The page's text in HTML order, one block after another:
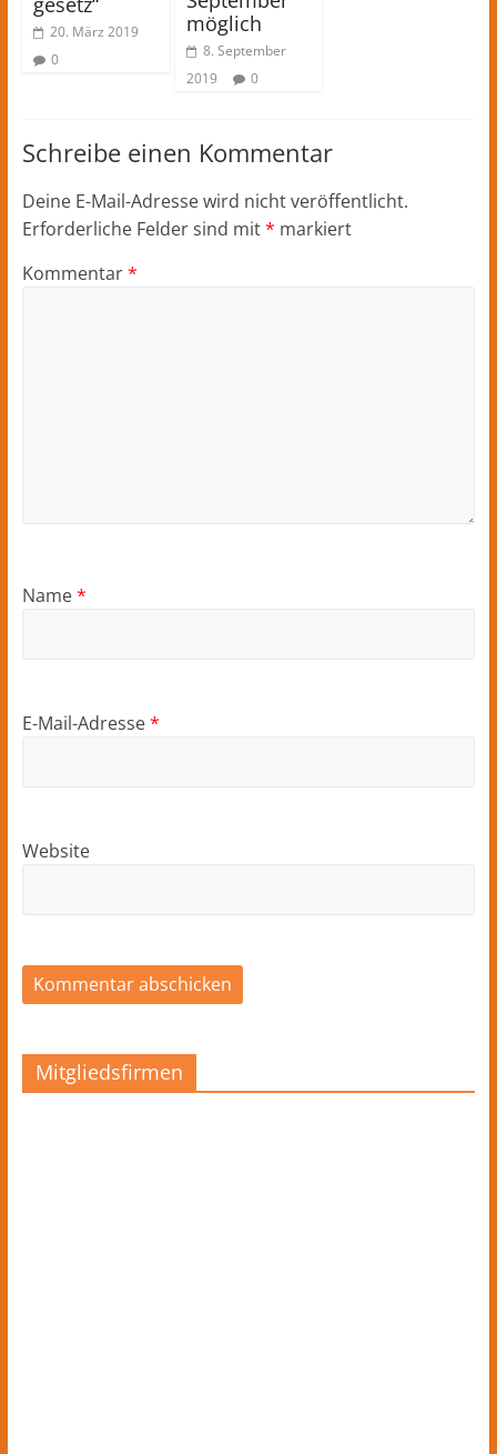
20. März 2019
0
möglich
8. September
2019
0
Schreibe einen Kommentar
Deine E-Mail-Adresse wird nicht veröffentlicht.
Erforderliche Felder sind mit* markiert
Kommentar*
Name*
E-Mail-Adresse*
Website
Mitgliedsfirmen